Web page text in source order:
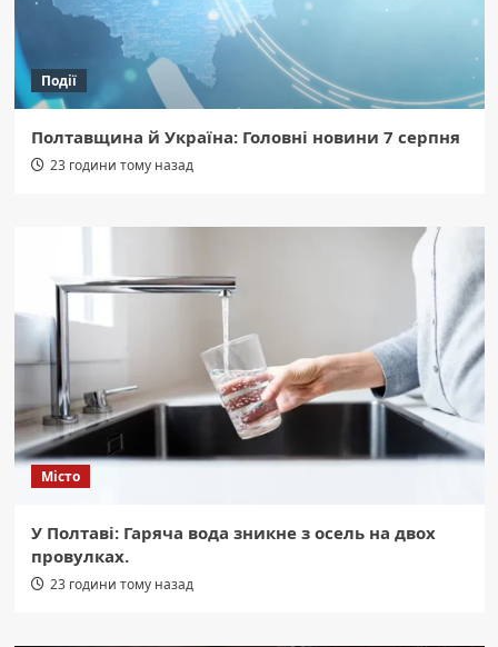
Події
Полтавщина й Україна: Головні новини 7 серпня
23 години тому назад
Місто
У Полтаві: Гаряча вода зникне з осель на двох
провулках.
23 години тому назад